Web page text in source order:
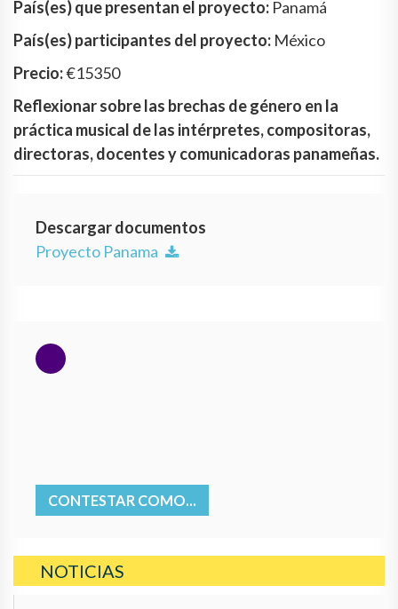
País(es) que presentan el proyecto: Panamá
País(es) participantes del proyecto: México
Precio:€15350
Reflexionar sobre las brechas de género en la
práctica musical de las intérpretes, compositoras,
directoras, docentes y comunicadoras panameñas.
Descargar documentos
Proyecto Panama
CONTESTAR COMO...
NOTICIAS